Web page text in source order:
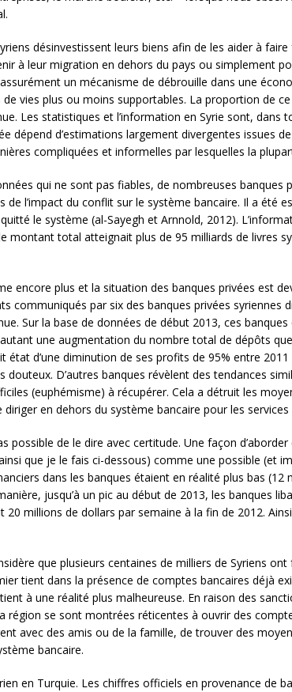
désinvestissent leurs biens afin de les aider à
à leur migration en dehors du pays ou simplement
un mécanisme de débrouille dans une
vies plus ou moins supportables. La proportion de
Les statistiques et l’information en Syrie sont, dans
dépend d’estimations largement divergentes issues
compliquées et informelles par lesquelles la
qui ne sont pas fiables, de nombreuses
l’impact du conflit sur le système bancaire. Il a été
le système (al-Sayegh et Arnnold, 2012).
montant total atteignait plus de 95 milliards de livres
encore plus et la situation des banques privées est
communiqués par six des banques privées syriennes
Sur la base de données de début 2013, ces
une augmentation du nombre total de dépôts
état d’une diminution de ses profits de 95% entre
douteux. D’autres banques révèlent des tendances
(euphémisme) à récupérer. Cela a détruit les
en dehors du système bancaire pour les services
possible de le dire avec certitude. Une façon
que je le fais ci-dessous) comme une possible (et
dans les banques étaient en réalité plus bas (12
jusqu’à un pic au début de 2013, les banques
millions de dollars par semaine à la fin de 2012.
que plusieurs centaines de milliers de Syriens
tient dans la présence de comptes bancaires déjà
à une réalité plus malheureuse. En raison des
région se sont montrées réticentes à ouvrir des
avec des amis ou de la famille, de trouver des
bancaire.
en Turquie. Les chiffres officiels en provenance de